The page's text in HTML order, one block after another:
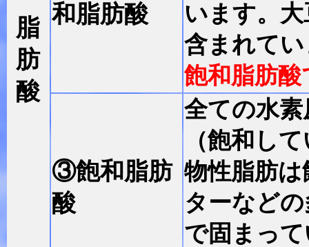
脂
肪
酸
和脂肪酸
います。
含まれて
飽和脂肪酸
③飽和脂肪
酸
全ての水
（飽和し
物性脂肪
ターなど
で固まっ